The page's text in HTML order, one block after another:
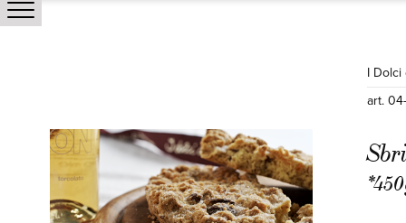
I Dolci
art.